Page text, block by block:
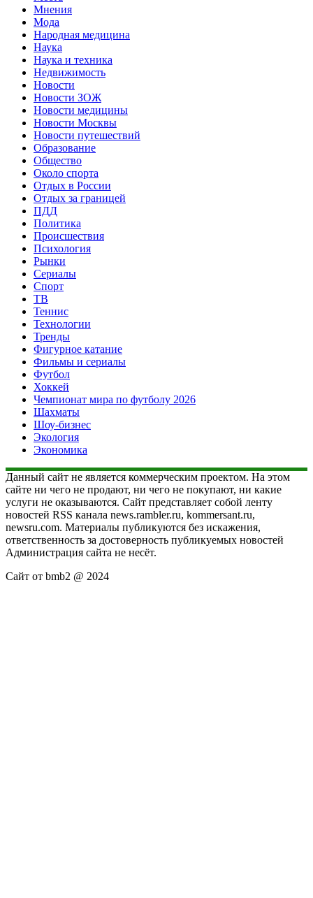
Мнения
Мода
Народная медицина
Наука
Наука и техника
Недвижимость
Новости
Новости ЗОЖ
Новости медицины
Новости Москвы
Новости путешествий
Образование
Общество
Около спорта
Отдых в России
Отдых за границей
ПДД
Политика
Происшествия
Психология
Рынки
Сериалы
Спорт
ТВ
Теннис
Технологии
Тренды
Фигурное катание
Фильмы и сериалы
Футбол
Хоккей
Чемпионат мира по футболу 2026
Шахматы
Шоу-бизнес
Экология
Экономика
Данный сайт не является коммерческим проектом. На этом
сайте ни чего не продают, ни чего не покупают, ни какие
услуги не оказываются. Сайт представляет собой ленту
новостей RSS канала news.rambler.ru, kommersant.ru,
newsru.com. Материалы публикуются без искажения,
ответственность за достоверность публикуемых новостей
Администрация сайта не несёт.
Сайт от bmb2 @ 2024